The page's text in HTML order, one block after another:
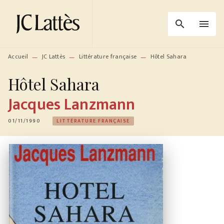
MENU RECHERCHE
PIED DE PAGE
search menu
Accueil — JC Lattès — Littérature française — Hôtel Sahara
Hôtel Sahara
Jacques Lanzmann
01/11/1990 LITTÉRATURE FRANÇAISE